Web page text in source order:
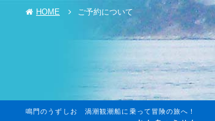
鳴門のうずしお 渦潮観潮船に乗って冒険の旅へ！
HOME ご予約について